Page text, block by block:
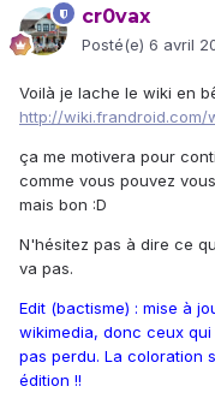
cr0vax
Posté(e) 6 avril
Voilà je lache le wiki en
http://wiki.frandroid.com/
ça me motivera pour
comme vous pouvez
mais bon :D
N'hésitez pas à dire ce
va pas.
Edit (bactisme) : mise à
wikimedia, donc ceux
pas perdu. La coloration
édition !!